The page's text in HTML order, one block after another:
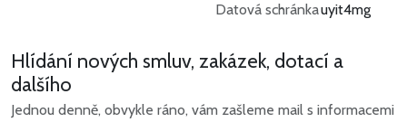
Datová schránkauyit4mg
Hlídání nových smluv, zakázek, dotací a
dalšího
Jednou denně, obvykle ráno, vám zašleme mail s informacemi